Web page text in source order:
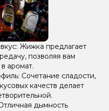
Жижка предлагает
позволяя вам
аромат.
Сочетание сладости,
качеств делает
дымность